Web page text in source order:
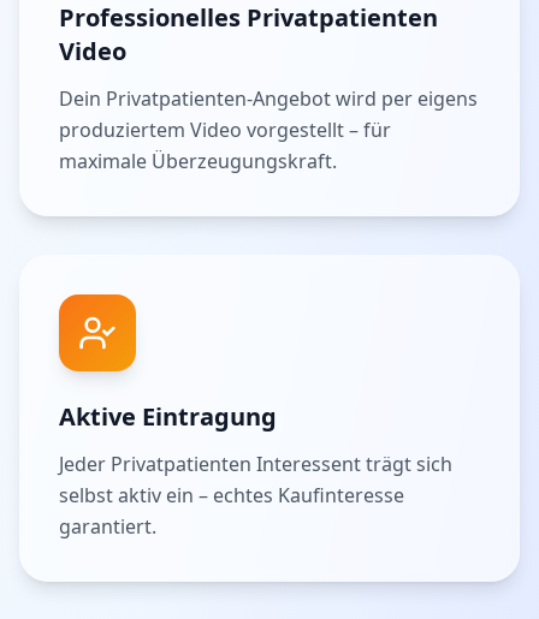
Professionelles Privatpatienten
Video
Dein Privatpatienten-Angebot wird per eigens
produziertem Video vorgestellt – für
maximale Überzeugungskraft.
Aktive Eintragung
Jeder Privatpatienten Interessent trägt sich
selbst aktiv ein – echtes Kaufinteresse
garantiert.